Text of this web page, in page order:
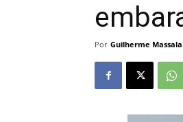
Por Guilherme Massala